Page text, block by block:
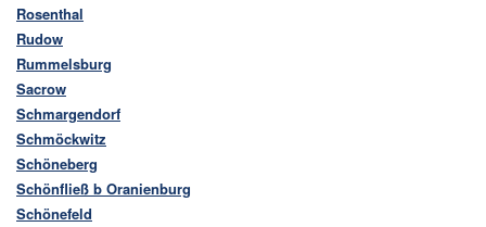
Rosenthal
Rudow
Rummelsburg
Sacrow
Schmargendorf
Schmöckwitz
Schöneberg
Schönfließ b Oranienburg
Schönefeld